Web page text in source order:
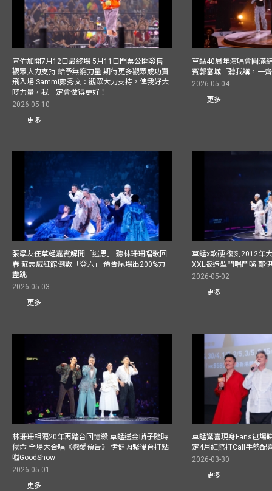
宣佈加開7月12日最終場 5月11日門票公開發售
觀眾大力支持 給予無窮力量 期待更多觀眾成功買
飛入場 Sammi鄭秀文：觀眾大力支持，俾我好大
嘅力量，我一定會做得更好！
2026-05-10
更多
草蜢40周年演唱會圓滿
賓郭富城「聽我講，一
2026-05-04
更多
張學友任草蜢嘉賓解開「迷思」 聽林珊珊唱歌回
春 蘇志威紅館倒數「登六」 預告尾場出200%力
盡跳
2026-05-03
更多
草蜢x軟硬 復刻2012年
XXL版造型鬥唱鬥嘴 鄭
2026-05-02
更多
林珊珊相隔20年再踏台回憶殺 草蜢送金哨子隨時
候命 全場大合唱《戀愛預告》 伊健肉緊後台打點
嗌GoodShow
2026-05-01
更多
草蜢驚喜現身Fans包場
定4月紅館打Call手勢配
2026-03-30
更多